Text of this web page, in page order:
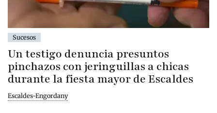
Sucesos
Un testigo denuncia presuntos
pinchazos con jeringuillas a chicas
durante la fiesta mayor de Escaldes
Escaldes-Engordany